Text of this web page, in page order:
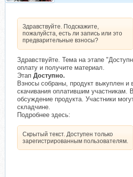
Здравствуйте. Подскажите,
пожалуйста, есть ли запись или это
предварительные взносы?
Здравствуйте. Тема на этапе
оплату и получите материал.
Этап Доступно.
Взносы собраны, продукт выкуплен
скачивания оплатившим участникам.
обсуждение продукта. Участники
складчине.
Подробнее здесь:
Скрытый текст. Доступен только
зарегистрированным пользователям.